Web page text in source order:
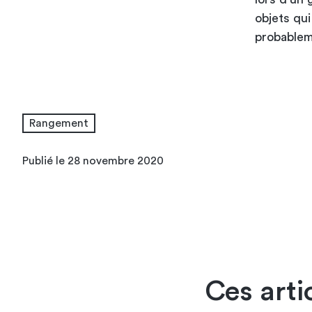
objets
Rangement
Publié le 28 novembre 2020
Ces